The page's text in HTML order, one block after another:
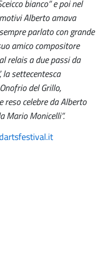
bianco” e poi nel
Alberto amava
parlato con grande
amico compositore
relais a due passi da
la settecentesca
del Grillo,
reso celebre da Alberto
Mario Monicelli”.